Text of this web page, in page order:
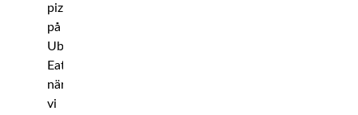
pizzor
på
Uber
Eats
när
vi